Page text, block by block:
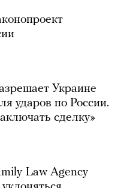
Украине
ударов по России.
сделку»
Law Agency